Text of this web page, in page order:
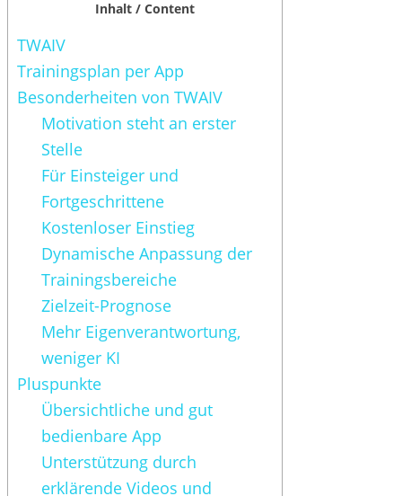
Inhalt / Content
TWAIV
Trainingsplan per App
Besonderheiten von TWAIV
Motivation steht an erster
Stelle
Für Einsteiger und
Fortgeschrittene
Kostenloser Einstieg
Dynamische Anpassung der
Trainingsbereiche
Zielzeit-Prognose
Mehr Eigenverantwortung,
weniger KI
Pluspunkte
Übersichtliche und gut
bedienbare App
Unterstützung durch
erklärende Videos und